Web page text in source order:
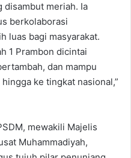
disambut meriah. Ia
berkolaborasi
luas bagi masyarakat.
1 Prambon dicintai
dan mampu
ke tingkat nasional,”
mewakili Majelis
Muhammadiyah,